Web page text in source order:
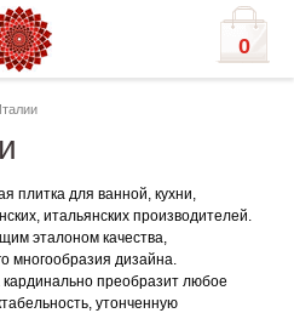
0
плитка для ванной, кухни,
итальянских производителей.
эталоном качества,
многообразия дизайна.
преобразит любое
утонченную